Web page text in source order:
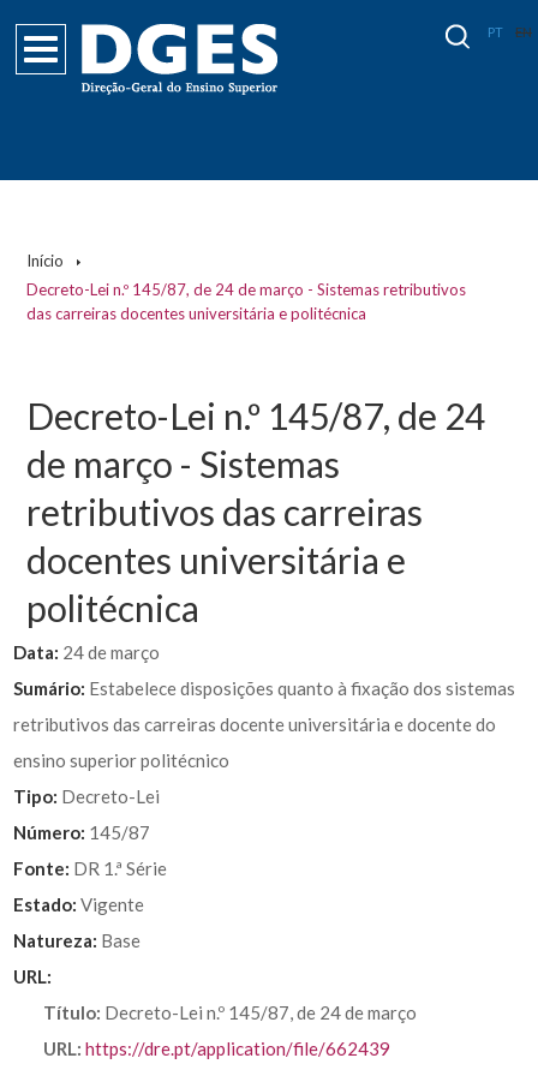
PT EN
Início
Decreto-Lei n.º 145/87, de 24 de março - Sistemas retributivos
das carreiras docentes universitária e politécnica
Decreto-Lei n.º 145/87, de 24
de março - Sistemas
retributivos das carreiras
docentes universitária e
politécnica
Data: 24 de março
Sumário: Estabelece disposições quanto à fixação dos sistemas
retributivos das carreiras docente universitária e docente do
ensino superior politécnico
Tipo: Decreto-Lei
Número: 145/87
Fonte: DR 1.ª Série
Estado:Vigente
Natureza: Base
URL:
Título: Decreto-Lei n.º 145/87, de 24 de março
URL:https://dre.pt/application/file/662439